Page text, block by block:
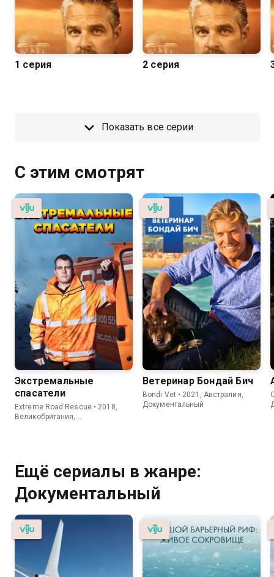
1 серия 2 серия
Показать все серии
С этим смотрят
Экстремальные
спасатели
Extreme Road Rescue • 2018,
Великобритания,
Ветеринар Бондай Бич
Bondi Vet • 2021, Австралия,
Документальный
Ещё сериалы в жанре:
Документальный